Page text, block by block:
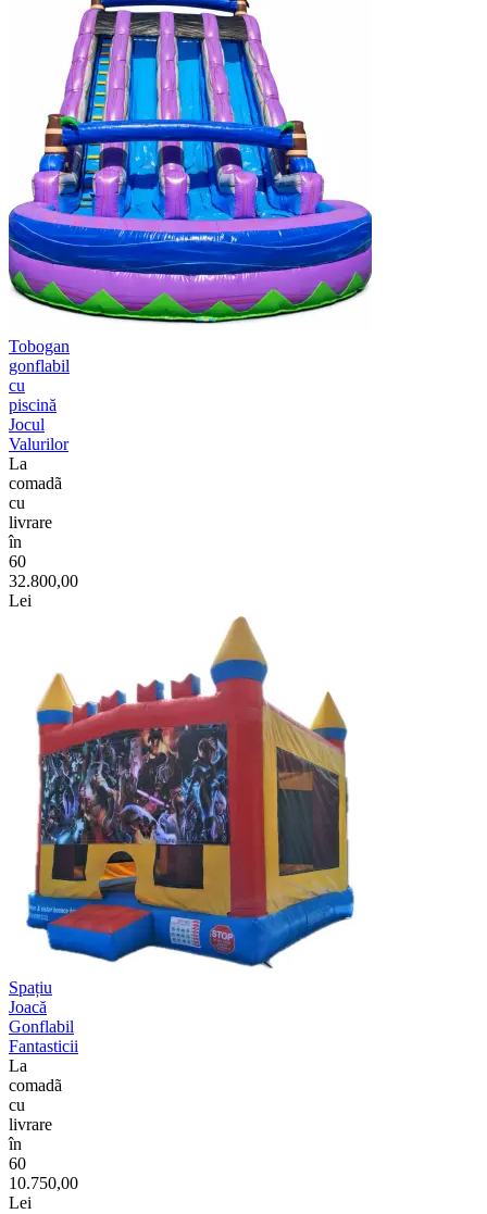
Tobogan
gonflabil
cu
piscină
Jocul
Valurilor
La
comadã
cu
livrare
în
60
32.800,00
Lei
Spațiu
Joacă
Gonflabil
Fantasticii
La
comadã
cu
livrare
în
60
10.750,00
Lei